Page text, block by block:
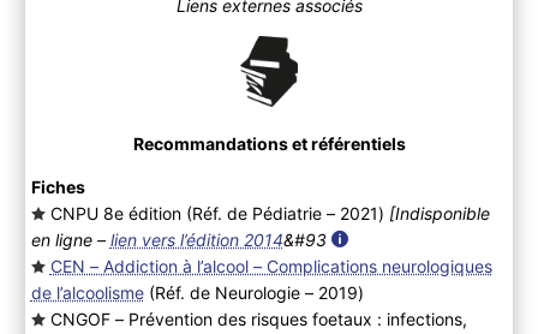
Liens externes associés
Recommandations et référentiels
Fiches
CNPU 8e édition (Réf. de Pédiatrie – 2021) [Indisponible
en ligne – lien vers l’édition 2014&#93
CEN – Addiction à l’alcool – Complications neurologiques
de l’alcoolisme(Réf. de Neurologie – 2019)
CNGOF – Prévention des risques foetaux : infections,